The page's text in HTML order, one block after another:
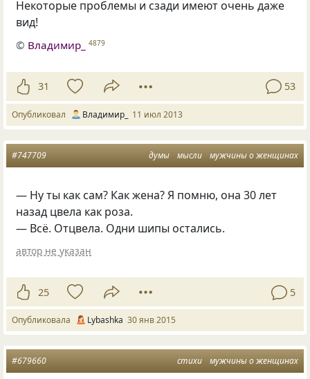
Некоторые проблемы и сзади имеют очень даже
вид!
© Владимир_ 4879
31 53
Опубликовал Владимир_ 11 июл 2013
думы мысли мужчины о женщинах
#747709
— Ну ты как сам? Как жена? Я помню, она 30 лет
назад цвела как роза.
— Всё. Отцвела. Одни шипы остались.
автор не указан
25 5
Опубликовала Lybashka 30 янв 2015
стихи мужчины о женщинах
#679660